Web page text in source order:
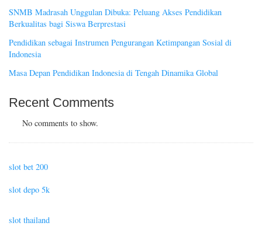
SNMB Madrasah Unggulan Dibuka: Peluang Akses Pendidikan
Berkualitas bagi Siswa Berprestasi
Pendidikan sebagai Instrumen Pengurangan Ketimpangan Sosial di
Indonesia
Masa Depan Pendidikan Indonesia di Tengah Dinamika Global
Recent Comments
No comments to show.
slot bet 200
slot depo 5k
slot thailand